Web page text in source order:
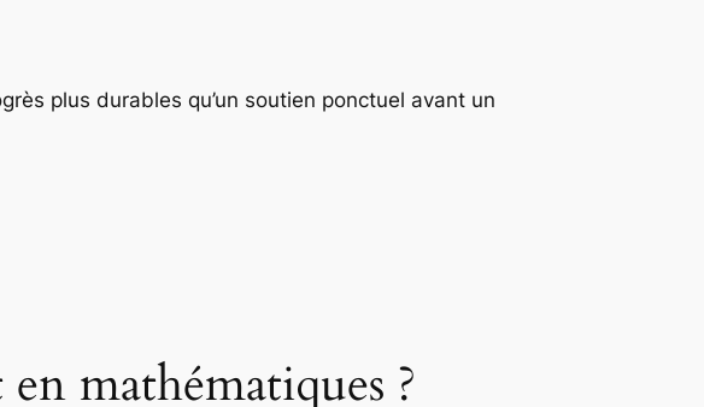
plus durables qu’un soutien ponctuel avant un
mathématiques ?